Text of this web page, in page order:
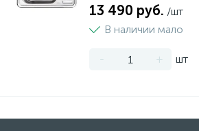
13 490 руб. /шт
В наличии мало
- + шт